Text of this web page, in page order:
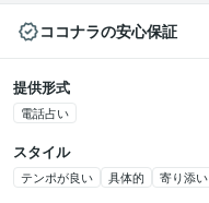
ココナラの安心保証
提供形式
電話占い
スタイル
テンポが良い 具体的 寄り添い